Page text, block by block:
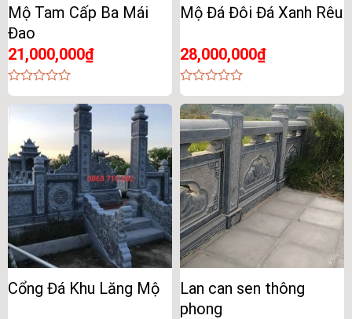
Mộ Tam Cấp Ba Mái
Đao
21,000,000₫
0
Mộ Đá Đôi Đá Xanh Rêu
28,000,000₫
0
out
of
5
Cổng Đá Khu Lăng Mộ
Lan can sen thông
phong